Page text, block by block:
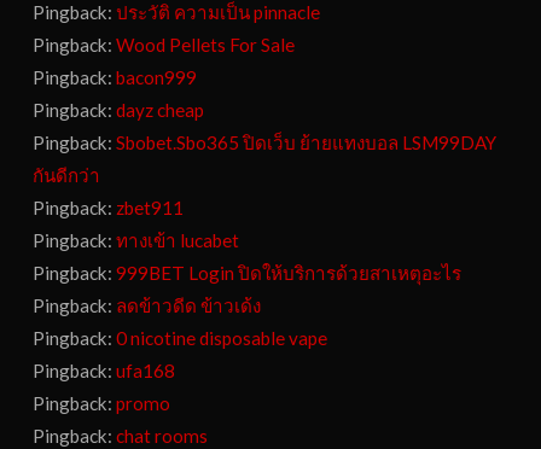
Pingback:ประวัติ ความเป็น pinnacle
Pingback:Wood Pellets For Sale
Pingback:bacon999
Pingback:dayz cheap
Pingback:Sbobet.Sbo365 ปิดเว็บ ย้ายแทงบอล LSM99DAY
กันดีกว่า
Pingback: zbet911
Pingback:ทางเข้า lucabet
Pingback:999BET Login ปิดให้บริการด้วยสาเหตุอะไร
Pingback: ลดข้าวดีด ข้าวเด้ง
Pingback:0 nicotine disposable vape
Pingback:ufa168
Pingback:promo
Pingback:chat rooms